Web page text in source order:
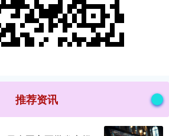
推荐资讯